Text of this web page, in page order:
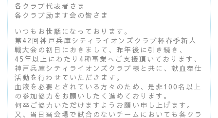
各クラブ代表者さま
各クラブ励ます会の皆さま
いつもお世話になっております。
第42回神戸兵庫シティライオンズクラブ杯春季新人
戦大会の初日におきまして、昨年後に引き続き、
45年以上にわたり4種事業へご支援頂いております、
神戸兵庫シティライオンズクラブ様と共に、献血奉仕
活動を行わせていただきます。
血液を必要とされている方々のため、是非100名以上
の参加協力をお願いしたく進めております。
何卒ご協力いただけますようお願い申し上げます。
又、当日当会場で試合のないチームにおいても各クラ